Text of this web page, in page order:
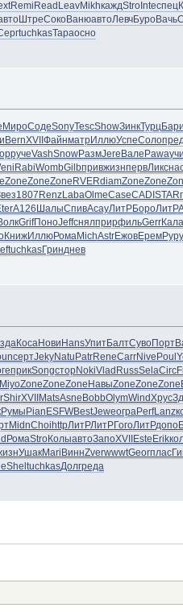
RemiReadLeavMikhкаждStroInteспец
ШтреСокоВанюавтоЛевчБуроВачь
tuchkasТараосно
МироСодеSonyTescShowЗинкТурцБари
BernXVII ФайнматрИллюУспеСоло
ручеVashSnowРазмJere Вале Pawa
RabiWombGilbпривжизнпервЛикс
ZoneZoneZone RVERdiamZoneZone
1807 RenzLabaOlmeCaseCADI STAR
A126 ШалыСпивАсауЛитРБороЛитР
GrifПоноJeffснялприрфильGerrКала
КнижИллюРомаMichAstrЕжовЕремРуру
tuchkasГринднев
КосаНови HansУпитБалтСувоПорт
сертJekyNatu PatrReneCarrNive Poul
прикSongсторNokiVlad RussSelaCirc
ZoneZoneZone НавыZoneZoneZone
ShirXVII MatsAsne BobbOlymWindХрус
Румы Pian ESFWBestJeweограPerfLanz
MidnChoi httpЛитРЛитРГогоЛитРдопо
РомаStroКолыавтоЗапоXVII Este Erik
УшакMari ВиннZverwwwtGeorплас
Shel tuchkasДолгреда